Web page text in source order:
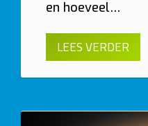
en hoeveel…
LEES VERDER